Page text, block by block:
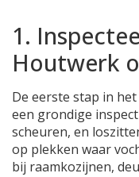
1.
Houtwerk
De eerste stap in
een grondige
scheuren, en
op plekken waar
bij raamkozijnen,